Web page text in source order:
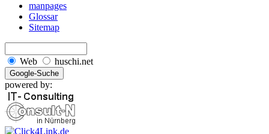
manpages
Glossar
Sitemap
Web huschi.net
powered by: